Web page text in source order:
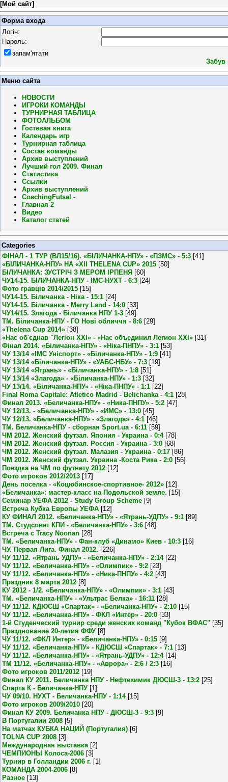
[Мой сайт]
Форма входа
Логін:
Пароль:
запам'ятати
Забув
Меню сайта
НОВОСТИ
ИГРОКИ КОМАНДЫ
ТУРНИРНАЯ ТАБЛИЦА
ФОТОАЛЬБОМ
Гостевая книга
Календарь игр
Турнирная таблица
Состав команды
Архив выступлений
Лучший гол 2009. Финал
Статистика
Ссылки
Архив выступлений
CoachingFutsal -
Главная 2
Видео
Каталог статей
Categories
ФІНАЛ - 1 ТУР (ВЛ15/16). «БІЛИЧАНКА-НПУ» - «ПЗМС» - 5:3 [41]
«БІЛИЧАНКА-НПУ» НА «XII THELENA CUP» 2015 [50]
БІЛИЧАНКА: ЗУСТРІЧ З МЕРОМ ІРПЕНЯ [60]
ЧУ14-15. БІЛИЧАНКА-НПУ - ІМС-НУХТ - 6:3 [24]
Фото гравців 2014/2015 [15]
ЧУ14-15. Біличанка - Ніка - 15:1 [24]
ЧУ14-15. Біличанка - Merry Land - 14:0 [33]
ЧУ14/15. Злагода - Біличанка НПУ 1-3 [49]
ТМ. Біличанка-НПУ - ГО Нові обличчя - 8:6 [29]
«Thelena Cup 2014» [38]
«Нас об'єднав "Легіон XXI» - «Нас объединил Легион XXI» [31]
Фінал 2014. «Біличанка-НПУ» - «Ніка-ПНПУ» - 3:1 [53]
ЧУ 13/14 «ІМС Уніспорт» - «Біличанка-НПУ» - 1:9 [41]
ЧУ 13/14 «Біличанка-НПУ» - «УАБС-НБУ» - 7:3 [19]
ЧУ 13/14 «Ятрань» - «Біличанка-НПУ» - 1:8 [51]
ЧУ 13/14 «Злагода» - «Біличанка-НПУ» - 1:3 [32]
ЧУ 13/14. «Біличанка-НПУ» - «Ніка-ПНПУ» - 1:1 [22]
Final Roma Capitale: Atletico Madrid - Belichanka - 4:1 [28]
Финал 2013. «Беличанка-НПУ» - «Ника-ПНПУ» - 5:2 [47]
ЧУ 12/13. - «Беличанка-НПУ» - «ИМС» - 13:0 [45]
ЧУ 12/13. «Беличанка-НПУ» - «Злагода» - 4:1 [46]
ТМ. Беличанка-НПУ - сборная Sport.ua - 6:11 [59]
ЧМ 2012. Женский футзал. Япония - Украина - 0:4 [78]
ЧМ 2012. Женский футзал. Россия - Украина - 3:0 [68]
ЧМ 2012. Женский футзал. Малазия - Украина - 0:17 [86]
ЧМ 2012. Женский футзал. Украина -Коста Рика - 2:0 [56]
Поездка на ЧМ по футнету 2012 [12]
Фото игроков 2012/2013 [17]
День поселка - «Коцюбинское-спортивное- 2012» [12]
«Беличанка»: мастер-класс на Подольской земле. [15]
Семинар УЕФА 2012 - Study Group Scheme [9]
Встреча Кубка Европы УЕФА [12]
КУ ФИНАЛ 2012. «Беличанка-НПУ» - «Ятрань-УДПУ» - 9:1 [89]
ТМ. Студсовет КПИ - «Беличанка-НПУ» - 3:6 [48]
Встреча с Tracy Noonan [28]
ТМ. «Беличанка-НПУ» - Фан-клуб «Динамо» Киев - 10:3 [16]
ЧУ. Первая Лига. Финал 2012. [226]
ЧУ 11/12. «Ятрань УДПУ» - «Беличанка-НПУ» - 2:14 [22]
ЧУ 11/12. «Беличанка-НПУ» - «Олимпик» - 9:2 [23]
ЧУ 11/12. «Беличанка-НПУ» - «Ника-ПНПУ» - 4:2 [43]
Праздник 8 марта 2012 [8]
КУ 2012 - 1/2. «Беличанка-НПУ» - «Олимпик» - 3:1 [43]
ТМ. «Беличанка-НПУ» - «Ультрас Белка» - 16:11 [28]
ЧУ 11/12. КДЮСШ «Спартак» - «Беличанка-НПУ» - 2:10 [15]
ЧУ 11/12. «Беличанка-НПУ» - ФКЛ «Интер» - 20:0 [33]
1-й Студенческий турнир среди женских команд "Кубок ВФАС" [35]
Празднование 20-летия ФФУ [8]
ЧУ 11/12. «ФКЛ Интер» - «Беличанка-НПУ» - 0:15 [9]
ЧУ 11/12. «Беличанка-НПУ» - КДЮСШ «Спартак» - 7:1 [13]
ЧУ 11/12. «Беличанка-НПУ» - «Ятрань-УДПУ» - 12:4 [14]
ТМ 11/12. «Беличанка-НПУ» - «Аврора» - 2:6 / 2:3 [16]
Фото игроков 2011/2012 [19]
Финал КУ 2011. Беличанка НПУ - Нефтехимик ДЮСШ-3 - 13:2 [25]
Спарта К - Беличанка-НПУ [1]
ЧУ 09/10. НУХТ - Беличанка-НПУ - 1:14 [15]
Фото игроков 2009/2010 [20]
Финал КУ 2009. Беличанка НПУ - ДЮСШ-3 - 9:3 [9]
В Португалии 2008 [5]
На матчах КУБКА НАЦИЙ (Португалия) [6]
TOLNA CUP 2008 [3]
Международная выставка [2]
ЧЕМПИОНЫ Колоса-2006 [3]
Турнир в Голландии 2006 г. [1]
КОМАНДА 2004-2006 [8]
Разное [13]